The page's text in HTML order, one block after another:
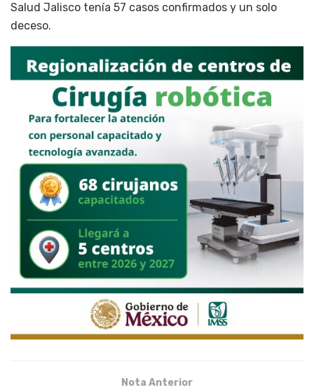
Salud Jalisco tenía 57 casos confirmados y un solo
deceso.
Nota Anterior